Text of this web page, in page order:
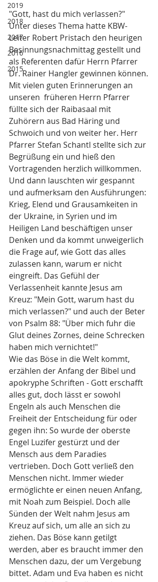
2019
2018
2017
2016
2015
"Gott, hast du mich verlassen?"
Unter dieses Thema hatte KBW-
Leiter Robert Pristach den heurigen
Besinnungsnachmittag gestellt und
als Referenten dafür Herrn Pfarrer
Dr. Rainer Hangler gewinnen können.
Mit vielen guten Erinnerungen an
unseren  früheren Herrn Pfarrer
füllte sich der Raibasaal mit
Zuhörern aus Bad Häring und
Schwoich und von weiter her. Herr
Pfarrer Stefan Schantl stellte sich zur
Begrüßung ein und hieß den
Vortragenden herzlich willkommen.
Und dann lauschten wir gespannt
und aufmerksam den Ausführungen:
Krieg, Elend und Grausamkeiten in
der Ukraine, in Syrien und im
Heiligen Land beschäftigen unser
Denken und da kommt unweigerlich
die Frage auf, wie Gott das alles
zulassen kann, warum er nicht
eingreift. Das Gefühl der
Verlassenheit kannte Jesus am
Kreuz: "Mein Gott, warum hast du
mich verlassen?" und auch der Beter
von Psalm 88: "Über mich fuhr die
Glut deines Zornes, deine Schrecken
haben mich vernichtet!"
Wie das Böse in die Welt kommt,
erzählen der Anfang der Bibel und
apokryphe Schriften - Gott erschafft
alles gut, doch lässt er sowohl
Engeln als auch Menschen die
Freiheit der Entscheidung für oder
gegen ihn: So wurde der oberste
Engel Luzifer gestürzt und der
Mensch aus dem Paradies
vertrieben. Doch Gott verließ den
Menschen nicht. Immer wieder
ermöglichte er einen neuen Anfang,
mit Noah zum Beispiel. Doch alle
Sünden der Welt nahm Jesus am
Kreuz auf sich, um alle an sich zu
ziehen. Das Böse kann getilgt
werden, aber es braucht immer den
Menschen dazu, der um Vergebung
bittet. Adam und Eva haben es nicht